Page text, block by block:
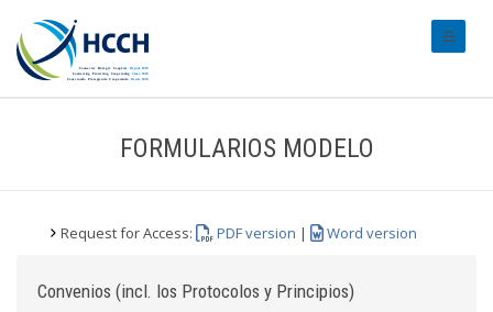
FORMULARIOS MODELO
Request for Access: PDF version | Word version
Convenios (incl. los Protocolos y Principios)